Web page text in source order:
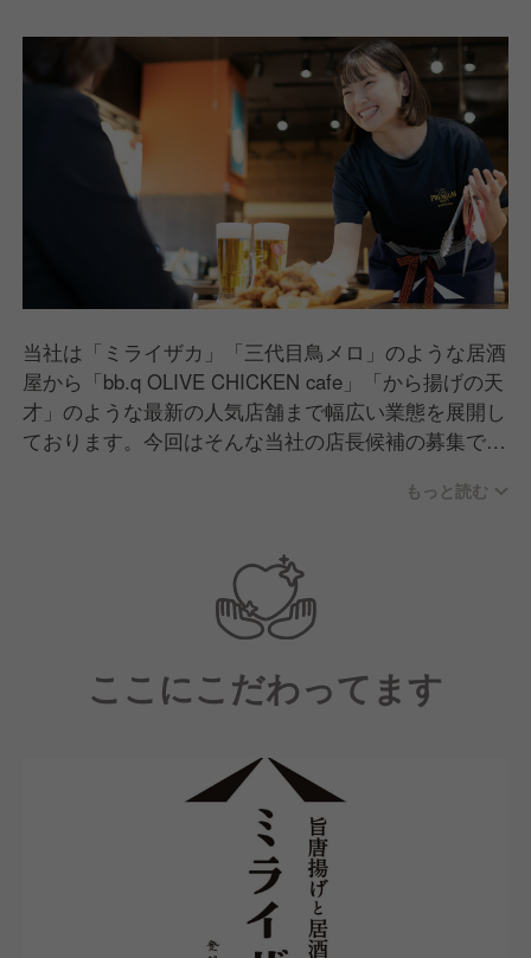
当社は「ミライザカ」「三代目鳥メロ」のような居酒
屋から「bb.q OLIVE CHICKEN cafe」「から揚げの天
才」のような最新の人気店舗まで幅広い業態を展開し
ております。今回はそんな当社の店長候補の募集で
中途入社者向けの研修（店舗技術の基礎知識、社内制
度、理念を学ぶ）を受講頂きます。
キッチン業務やホール業務、運営業務を学んでいただ
きながら、店長としての一連の業務を学んでいただき
【その後は】約1年～3年の間に店長に昇進し、店舗の
運営を行っていただきます。
実は多様なキャリアパスがあります。（例）本部の管
理部門やマーケティング・店舗開発等
もっと読む
ここにこだわってます